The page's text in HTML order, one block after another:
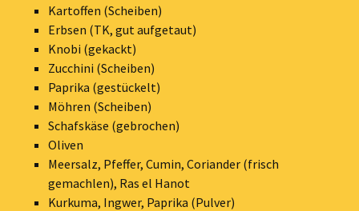
Kartoffen (Scheiben)
Erbsen (TK, gut aufgetaut)
Knobi (gekackt)
Zucchini (Scheiben)
Paprika (gestückelt)
Möhren (Scheiben)
Schafskäse (gebrochen)
Oliven
Meersalz, Pfeffer, Cumin, Coriander (frisch
gemachlen), Ras el Hanot
Kurkuma, Ingwer, Paprika (Pulver)